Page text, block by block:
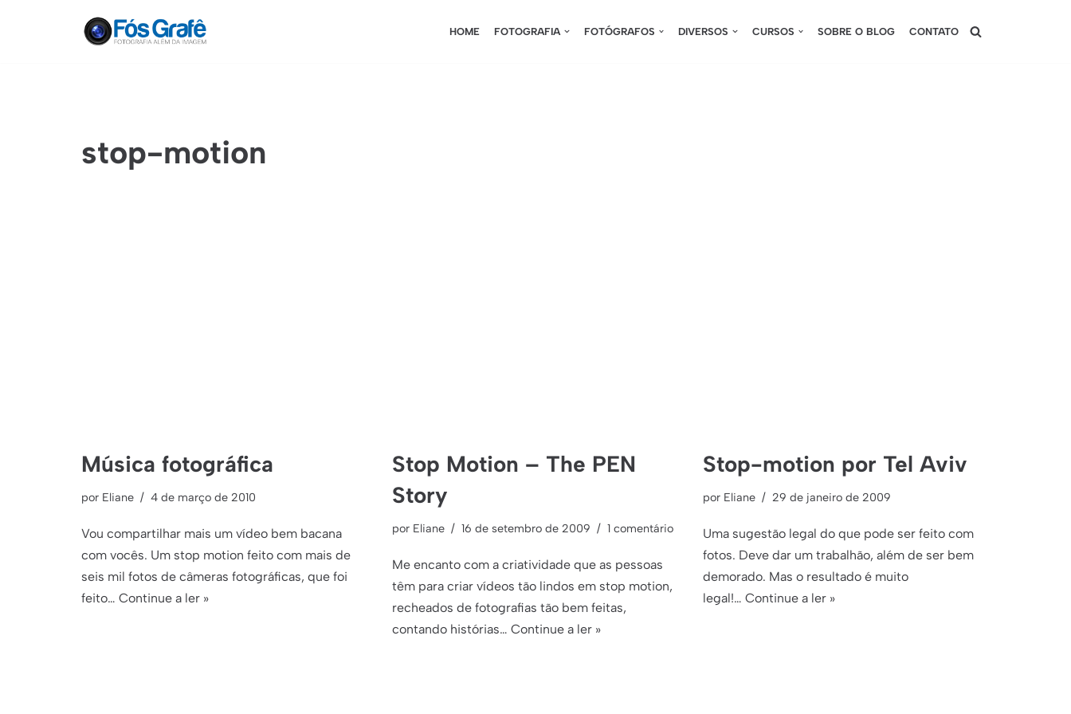
HOME FOTOGRAFIA FOTÓGRAFOS DIVERSOS CURSOS SOBRE O BLOG CONTATO
stop-motion
Música fotográfica
por Eliane 4 de março de 2010
Vou compartilhar mais um vídeo bem bacana
com vocês. Um stop motion feito com mais de
seis mil fotos de câmeras fotográficas, que foi
feito… Continue a ler »
Stop Motion – The PEN
Story
por Eliane 16 de setembro de 2009 1 comentário
Me encanto com a criatividade que as pessoas
têm para criar vídeos tão lindos em stop motion,
recheados de fotografias tão bem feitas,
contando histórias… Continue a ler »
Stop-motion por Tel Aviv
por Eliane 29 de janeiro de 2009
Uma sugestão legal do que pode ser feito com
fotos. Deve dar um trabalhão, além de ser bem
demorado. Mas o resultado é muito
legal!… Continue a ler »